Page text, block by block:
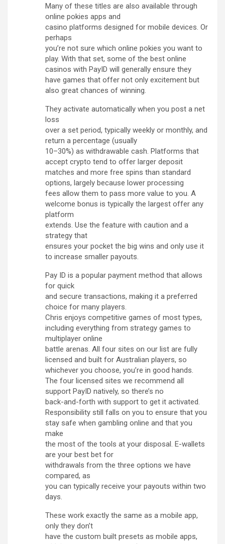
Many of these titles are also available through
online pokies apps and
casino platforms designed for mobile devices. Or
perhaps
you’re not sure which online pokies you want to
play. With that set, some of the best online
casinos with PayID will generally ensure they
have games that offer not only excitement but
also great chances of winning.
They activate automatically when you post a net
loss
over a set period, typically weekly or monthly, and
return a percentage (usually
10–30%) as withdrawable cash. Platforms that
accept crypto tend to offer larger deposit
matches and more free spins than standard
options, largely because lower processing
fees allow them to pass more value to you. A
welcome bonus is typically the largest offer any
platform
extends. Use the feature with caution and a
strategy that
ensures your pocket the big wins and only use it
to increase smaller payouts.
Pay ID is a popular payment method that allows
for quick
and secure transactions, making it a preferred
choice for many players.
Chris enjoys competitive games of most types,
including everything from strategy games to
multiplayer online
battle arenas. All four sites on our list are fully
licensed and built for Australian players, so
whichever you choose, you’re in good hands.
The four licensed sites we recommend all
support PayID natively, so there’s no
back-and-forth with support to get it activated.
Responsibility still falls on you to ensure that you
stay safe when gambling online and that you
make
the most of the tools at your disposal. E-wallets
are your best bet for
withdrawals from the three options we have
compared, as
you can typically receive your payouts within two
days.
These work exactly the same as a mobile app,
only they don’t
have the custom built presets as mobile apps,